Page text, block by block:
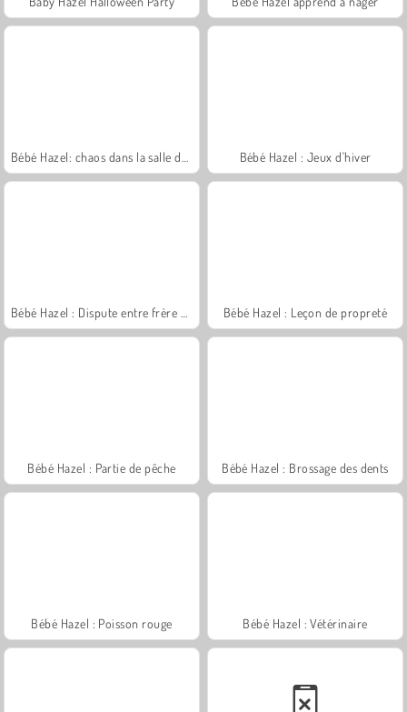
Bébé Hazel : Jeux d'hiver
Bébé Hazel : Leçon de propreté
Bébé Hazel : Partie de pêche Bébé Hazel : Brossage des dents
Bébé Hazel : Poisson rouge Bébé Hazel : Vétérinaire